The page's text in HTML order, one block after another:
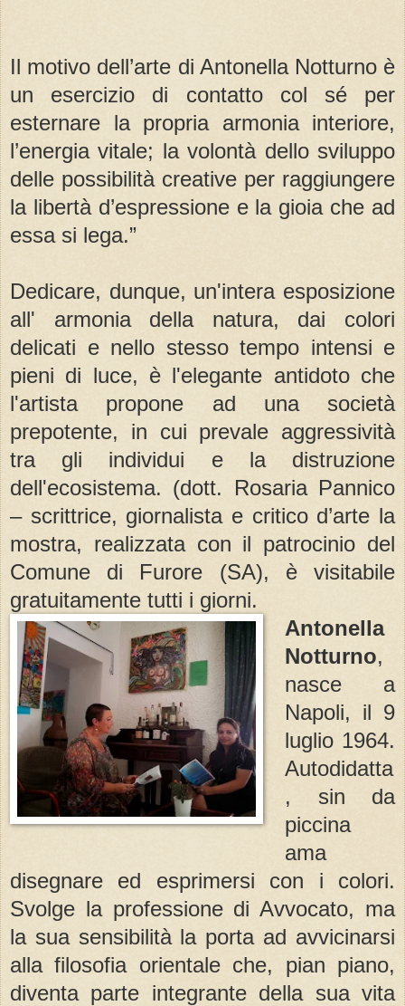
Il motivo dell’arte di Antonella Notturno è
un esercizio di contatto col sé per
esternare la propria armonia interiore,
l’energia vitale; la volontà dello sviluppo
delle possibilità creative per raggiungere
la libertà d’espressione e la gioia che ad
essa si lega.”
Dedicare, dunque, un'intera esposizione
all' armonia della natura, dai colori
delicati e nello stesso tempo intensi e
pieni di luce, è l'elegante antidoto che
l'artista propone ad una società
prepotente, in cui prevale aggressività
tra gli individui e la distruzione
dell'ecosistema. (dott. Rosaria Pannico
– scrittrice, giornalista e critico d’arte la
mostra, realizzata con il patrocinio del
Comune di Furore (SA), è visitabile
gratuitamente tutti i giorni.
Antonella
Notturno,
nasce a
Napoli, il 9
luglio 1964.
Autodidatta
, sin da
piccina
ama
disegnare ed esprimersi con i colori.
Svolge la professione di Avvocato, ma
la sua sensibilità la porta ad avvicinarsi
alla filosofia orientale che, pian piano,
diventa parte integrante della sua vita